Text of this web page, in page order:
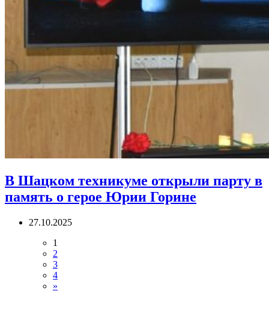
В Шацком техникуме открыли парту в
память о герое Юрии Горине
27.10.2025
1
2
3
4
»